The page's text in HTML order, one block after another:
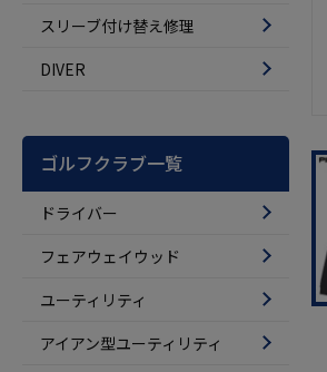
スリーブ付け替え修理
DIVER
ゴルフクラブ一覧
ドライバー
フェアウェイウッド
ユーティリティ
アイアン型ユーティリティ